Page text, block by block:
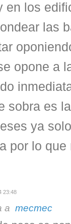
en los
las
opone a
sobra es
ya
por lo que
23:48
a mecmec